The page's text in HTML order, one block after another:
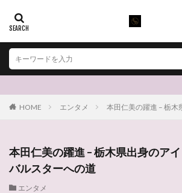
HOME エンタメ 本田仁美の躍進 – 栃
本田仁美の躍進 – 栃木県出身のア
バルスターへの道
エンタメ